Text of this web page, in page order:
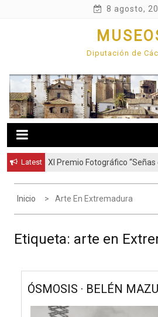
8 agosto,
Diputación de
Latest XI Premio Fotográfico “Señas
Inicio Arte En Extremadura
Etiqueta: arte en
ÓSMOSIS · BELÉN